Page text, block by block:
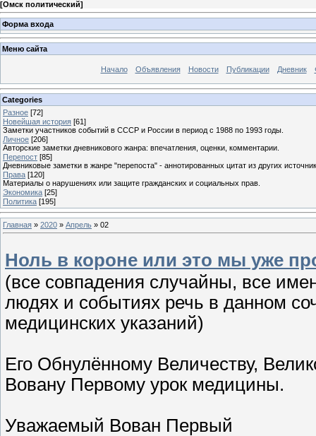
[Омск политический]
Форма входа
Меню сайта
Начало Объявления Новости Публикации Дневник
Categories
Разное [72]
Новейшая история [61]
Заметки участников событий в СССР и России в период с 1988 по 1993 годы.
Личное [206]
Авторские заметки дневникового жанра: впечатления, оценки, комментарии.
Перепост [85]
Дневниковые заметки в жанре "перепоста" - аннотированных цитат из других
Права [120]
Материалы о нарушениях или защите гражданских и социальных прав.
Экономика [25]
Политика [195]
Главная » 2020 » Апрель » 02
Ноль в короне или это мы уже
(все совпадения случайны, все
людях и событиях речь в данном
медицинских указаний)
Его Обнулённому Величеству,
Вовану Первому урок медицины.
Уважаемый Вован Первый